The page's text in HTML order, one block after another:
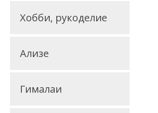
Хобби, рукоделие
Ализе
Гималаи